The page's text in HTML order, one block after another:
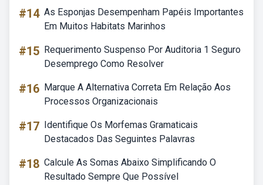
#14 As Esponjas Desempenham Papéis Importantes
Em Muitos Habitats Marinhos
#15 Requerimento Suspenso Por Auditoria 1 Seguro
Desemprego Como Resolver
#16 Marque A Alternativa Correta Em Relação Aos
Processos Organizacionais
#17 Identifique Os Morfemas Gramaticais
Destacados Das Seguintes Palavras
#18 Calcule As Somas Abaixo Simplificando O
Resultado Sempre Que Possível